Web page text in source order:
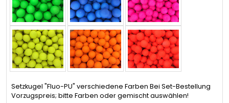
Setzkugel "Fluo-PU" verschiedene Farben Bei Set-Bestellung
Vorzugspreis; bitte Farben oder gemischt auswählen!